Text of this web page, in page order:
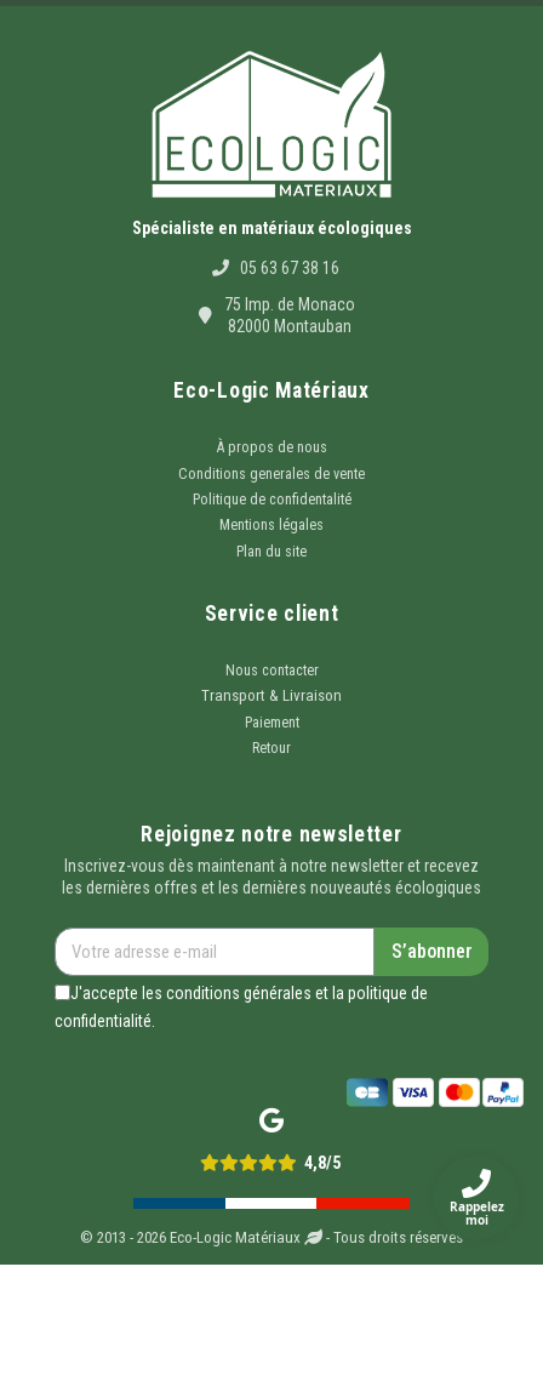
Spécialiste en matériaux écologiques
05 63 67 38 16
75 Imp. de Monaco
82000 Montauban
Eco-Logic Matériaux
À propos de nous
Conditions generales de vente
Politique de confidentalité
Mentions légales
Plan du site
Service client
Nous contacter
Transport & Livraison
Paiement
Retour
Rejoignez notre newsletter
Inscrivez-vous dès maintenant à notre newsletter et recevez
les dernières offres et les dernières nouveautés écologiques
S’abonner
J'accepte les conditions générales et la politique de
confidentialité.
4,8/5
© 2013 - 2026 Eco-Logic Matériaux - Tous droits réservés
Rappelez
moi